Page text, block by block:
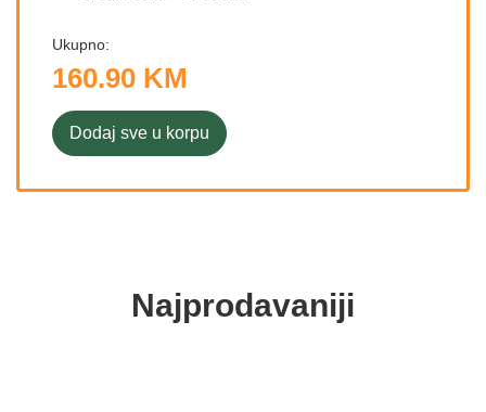
Ukupno:
160.90 KM
Dodaj sve u korpu
Najprodavaniji